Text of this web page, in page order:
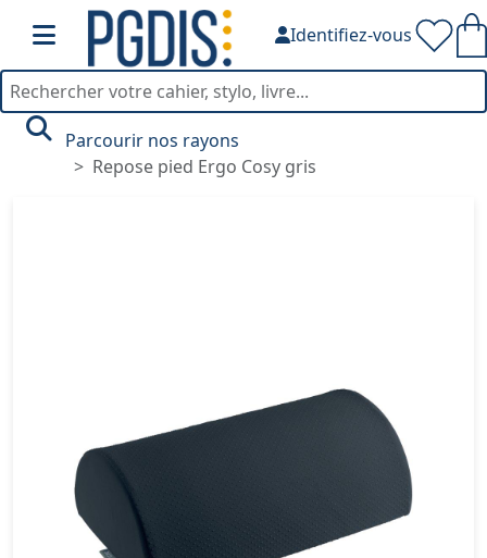
Identifiez-vous
Parcourir nos rayons
Repose pied Ergo Cosy gris